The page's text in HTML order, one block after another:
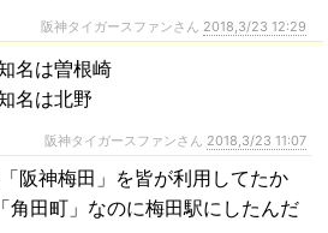
阪神タイガースファンさん 2018,3/23 12:29
名は曽根崎
名は北野
阪神タイガースファンさん 2018,3/23 11:07
阪神梅田」を皆が利用してたか
角田町」なのに梅田駅にしたんだ